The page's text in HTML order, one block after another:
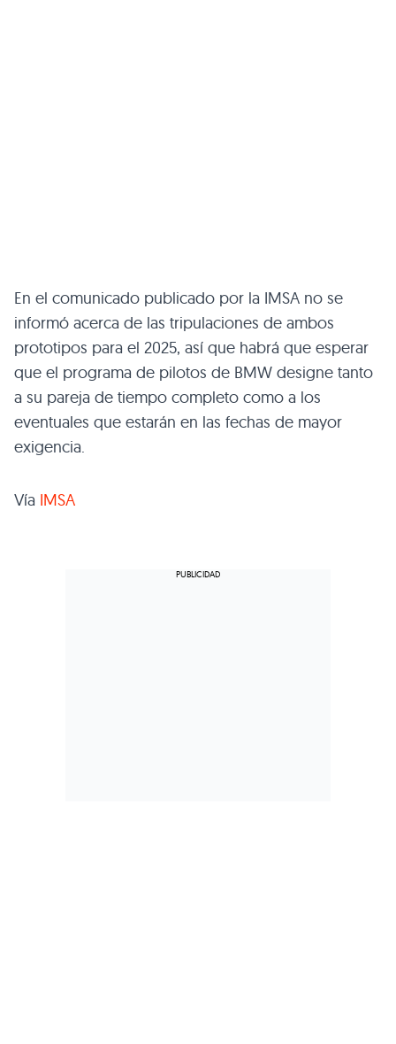
En el comunicado publicado por la IMSA no se
informó acerca de las tripulaciones de ambos
prototipos para el 2025, así que habrá que esperar
que el programa de pilotos de BMW designe tanto
a su pareja de tiempo completo como a los
eventuales que estarán en las fechas de mayor
exigencia.
Vía IMSA